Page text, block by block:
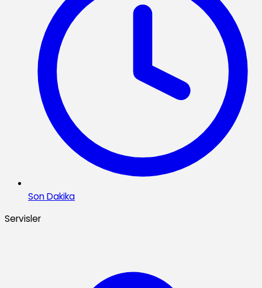
Son Dakika
Servisler